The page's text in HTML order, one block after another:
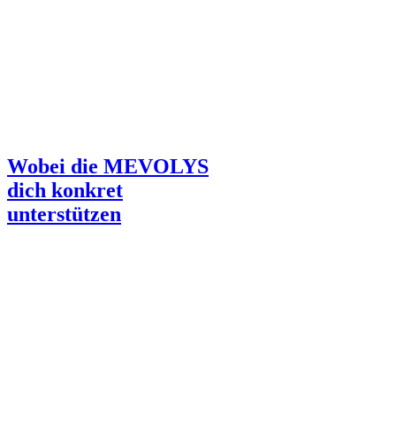
Wobei die MEVOLYS
dich konkret
unterstützen